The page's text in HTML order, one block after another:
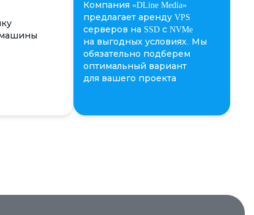
Компания «DLine Media»
предлагает аренду VPS
серверов на SSD с NVMe
на выгодных условиях. Мы
обязательно подберем
оптимальный вариант
для вашего проекта